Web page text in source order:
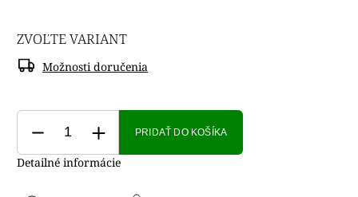
ZVOĽTE VARIANT
Možnosti doručenia
PRIDAŤ DO KOŠÍKA
Detailné informácie